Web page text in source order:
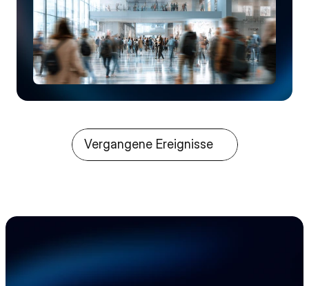
Vergangene Ereignisse
Beschleunigen Sie